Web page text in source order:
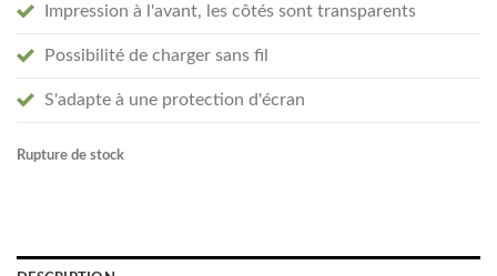
Impression à l'avant, les côtés sont transparents
Possibilité de charger sans fil
S'adapte à une protection d'écran
Rupture de stock